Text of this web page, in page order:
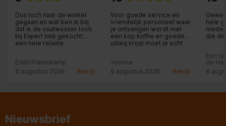
Dus toch naar de winkel
gegaan en wat ben ik blij
dat ik de vaatwasser toch
bij Expert heb gekocht:
een hele relaxte
en met me meedacht. Ook
de levering was
werd nog rechtgezet: wat
Edith Platenkamp
6 augustus 2026
Bekijk
Voor goede service en
vriendelijk personeel waar
je ontvangen wordt met
een kop koffie en goede
uitleg krijgt moet je echt
Yvonne
6 augustus 2026
Bekijk
hele
die
te
Een
de
6
Nieuwsbrief